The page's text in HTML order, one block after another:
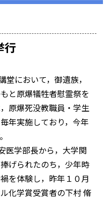
行
において，御遺族，
と原爆犠牲者慰霊祭を
原爆死没教職員・学生
年実施しており，今年
医学部長から，大学関
げられたのち，少年時
を体験し，昨年１０月
化学賞受賞者の下村 脩